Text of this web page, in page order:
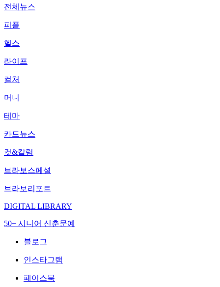
전체뉴스
피플
헬스
라이프
컬처
머니
테마
카드뉴스
컷&칼럼
브라보스페셜
브라보리포트
DIGITAL LIBRARY
50+ 시니어 신춘문예
블로그
인스타그램
페이스북